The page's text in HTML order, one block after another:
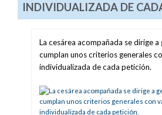
INDIVIDUALIZADA DE
La cesárea acompañada se dirige a
cumplan unos criterios generales
individualizada de cada petición.